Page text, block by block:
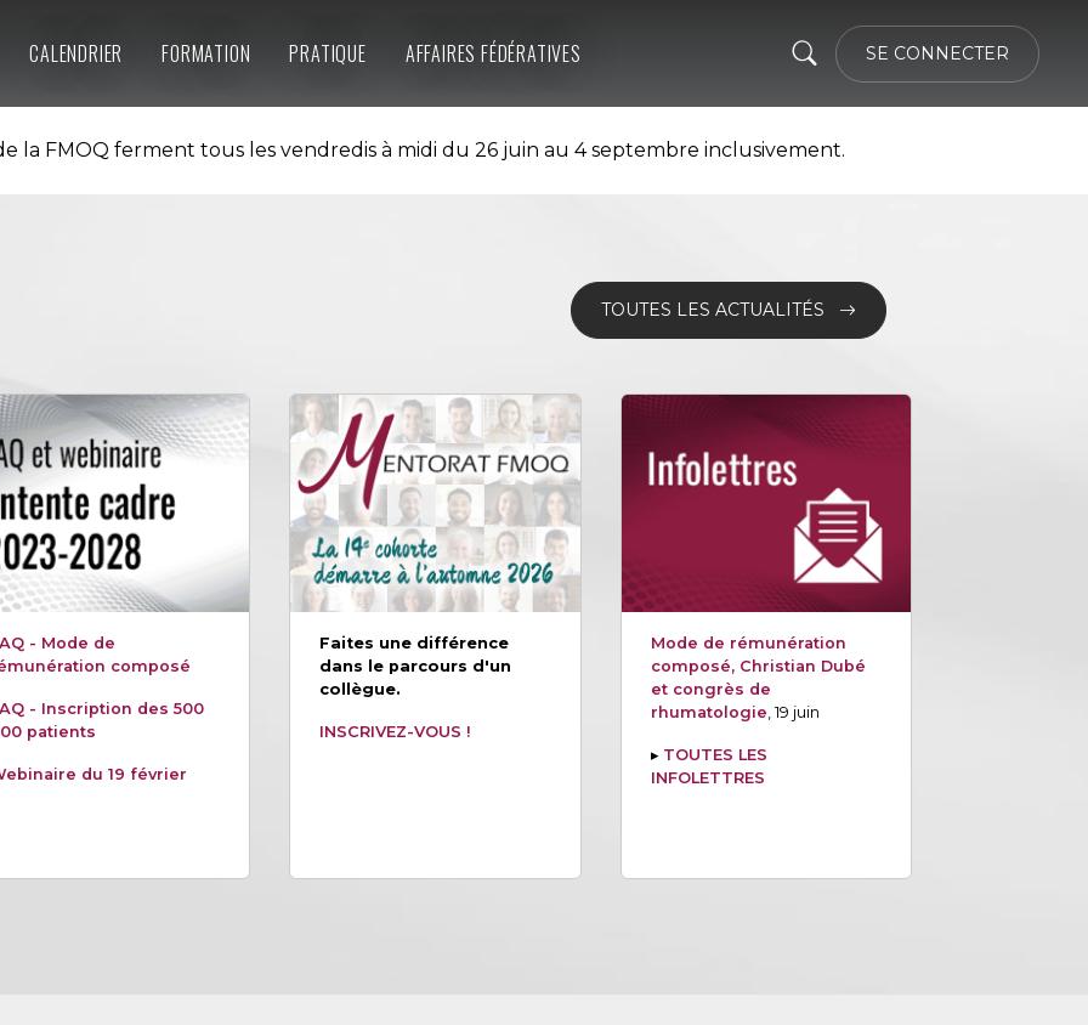
SE CONNECTER
CALENDRIER FORMATION PRATIQUE AFFAIRES FÉDÉRATIVES
la FMOQ ferment tous les vendredis à midi du 26 juin au 4 septembre inclusivement.
TOUTES LES ACTUALITÉS
- Mode de
composé
- Inscription des 500
patients
du 19 février
Faites une différence
dans le parcours d'un
collègue.
INSCRIVEZ-VOUS !
Mode de rémunération
composé, Christian Dubé
et congrès de
rhumatologie , 19 juin
▸ TOUTES LES
INFOLETTRES